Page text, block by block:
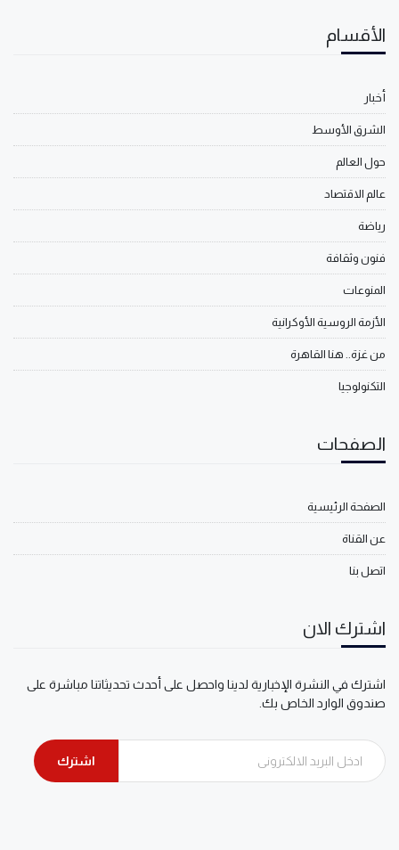
الأقسام
أخبار
الشرق الأوسط
حول العالم
عالم الاقتصاد
رياضة
فنون وثقافة
المنوعات
الأزمة الروسية الأوكرانية
من غزة.. هنا القاهرة
التكنولوجيا
الصفحات
الصفحة الرئيسية
عن القناة
اتصل بنا
اشترك الان
اشترك في النشرة الإخبارية لدينا واحصل على أحدث تحديثاتنا مباشرة على
صندوق الوارد الخاص بك.
اشترك